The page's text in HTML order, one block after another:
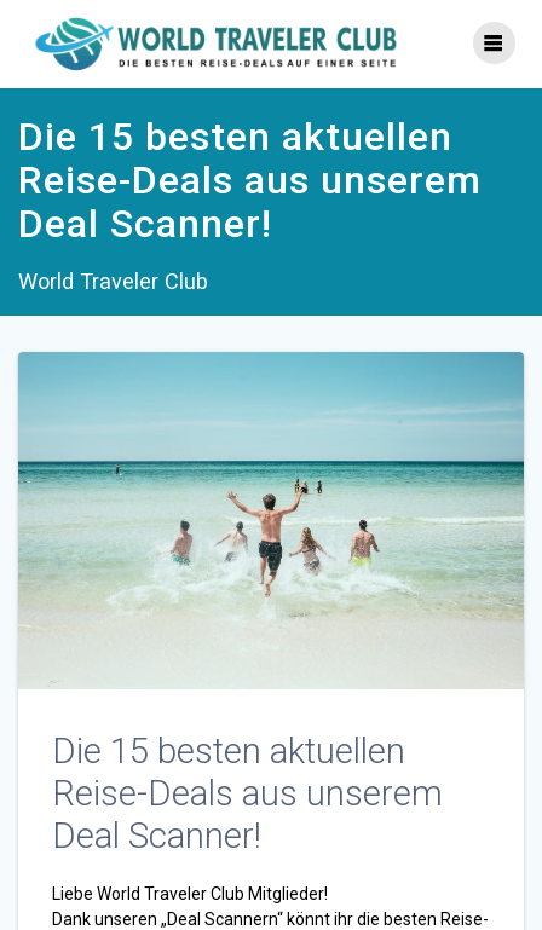
Inhalt
springen
Die 15 besten aktuellen
Reise-Deals aus unserem
Deal Scanner!
World Traveler Club
Die 15 besten aktuellen
Reise-Deals aus unserem
Deal Scanner!
Liebe World Traveler Club Mitglieder!
Dank unseren „Deal Scannern“ könnt ihr die besten Reise-